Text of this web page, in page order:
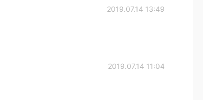
2019.07.14 13:49
2019.07.14 11:04